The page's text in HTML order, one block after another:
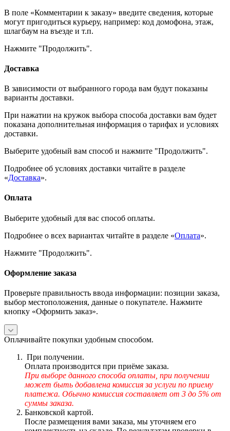
В поле «Комментарии к заказу» введите сведения, которые
могут пригодиться курьеру, например: код домофона, этаж,
шлагбаум на въезде и т.п.
Нажмите "Продолжить".
Доставка
В зависимости от выбранного города вам будут показаны
варианты доставки.
При нажатии на кружок выбора способа доставки вам будет
показана дополнительная информация о тарифах и условиях
доставки.
Выберите удобный вам способ и нажмите "Продолжить".
Подробнее об условиях доставки читайте в разделе
«Доставка».
Оплата
Выберите удобный для вас способ оплаты.
Подробнее о всех вариантах читайте в разделе «Оплата».
Нажмите "Продолжить".
Оформление заказа
Проверьте правильность ввода информации: позиции заказа,
выбор местоположения, данные о покупателе. Нажмите
кнопку «Оформить заказ».
Оплачивайте покупки удобным способом.
При получении.
Оплата производится при приёме заказа.
При выборе данного способа оплаты, при получении
может быть добавлена комиссия за услуги по приему
платежа. Обычно комиссия составляет от 3 до 5% от
суммы заказа.
Банковской картой.
После размещения вами заказа, мы уточняем его